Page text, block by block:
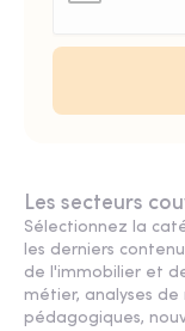
Les secteurs
Sélectionnez la
les derniers
de l'immobilier et
métier, analyses
pédagogiques,